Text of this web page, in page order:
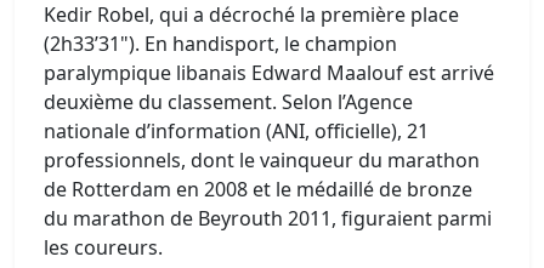
Kedir Robel, qui a décroché la première place
(2h33’31"). En handisport, le champion
paralympique libanais Edward Maalouf est arrivé
deuxième du classement. Selon l’Agence
nationale d’information (ANI, officielle), 21
professionnels, dont le vainqueur du marathon
de Rotterdam en 2008 et le médaillé de bronze
du marathon de Beyrouth 2011, figuraient parmi
les coureurs.